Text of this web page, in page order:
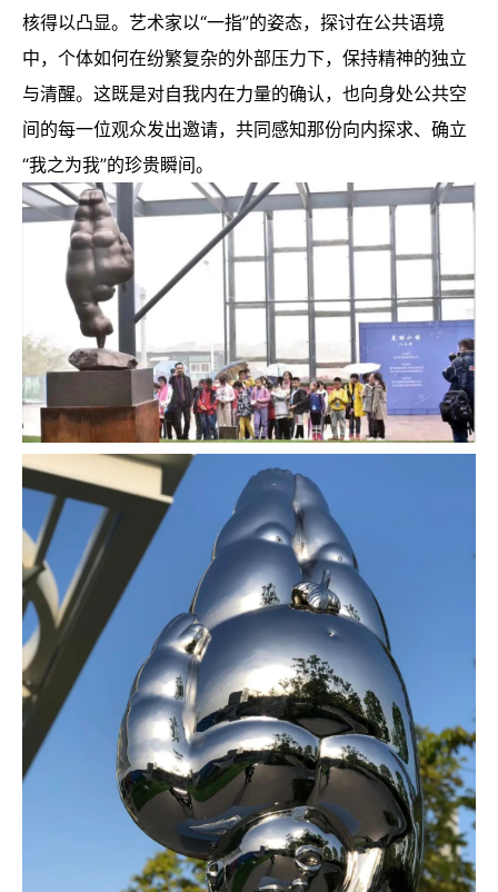
核得以凸显。艺术家以“一指”的姿态，探讨在公共语境
中，个体如何在纷繁复杂的外部压力下，保持精神的独立
与清醒。这既是对自我内在力量的确认，也向身处公共空
间的每一位观众发出邀请，共同感知那份向内探求、确立
“我之为我”的珍贵瞬间。